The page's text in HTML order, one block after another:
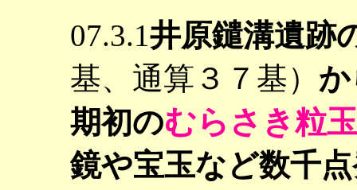
07.3.1井原鑓溝遺跡
基、通算３７基）
期初のむらさき粒
鏡や宝玉など数千